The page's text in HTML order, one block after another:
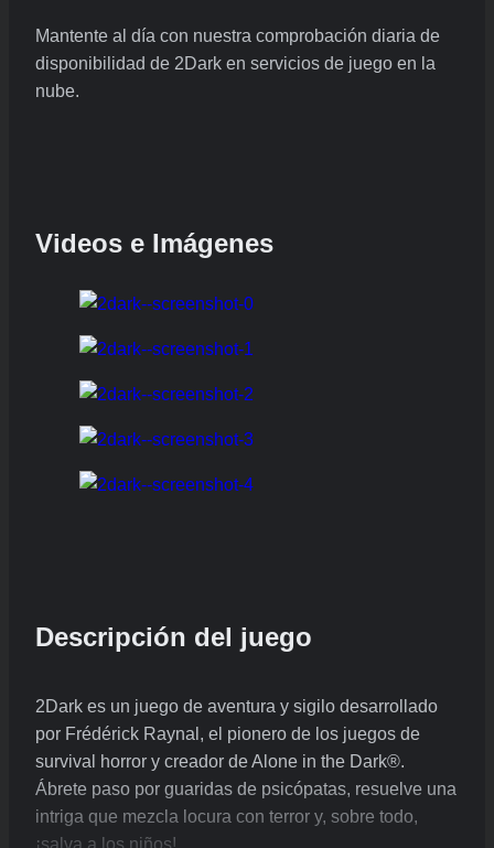
Mantente al día con nuestra comprobación diaria de
disponibilidad de 2Dark en servicios de juego en la
nube.
Videos e Imágenes
Descripción del juego
2Dark es un juego de aventura y sigilo desarrollado
por Frédérick Raynal, el pionero de los juegos de
survival horror y creador de Alone in the Dark®.
Ábrete paso por guaridas de psicópatas, resuelve una
intriga que mezcla locura con terror y, sobre todo,
¡salva a los niños!